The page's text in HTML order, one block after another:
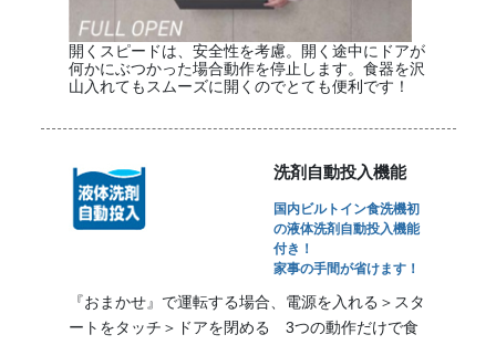
開くスピードは、安全性を考慮。開く途中にドアが
何かにぶつかった場合動作を停止します。食器を沢
山入れてもスムーズに開くのでとても便利です！
洗剤自動投入機能
国内ビルトイン食洗機初
の液体洗剤自動投入機能
付き！
家事の手間が省けます！
『おまかせ』で運転する場合、電源を入れる＞スタ
ートをタッチ＞ドアを閉める 3つの動作だけで食